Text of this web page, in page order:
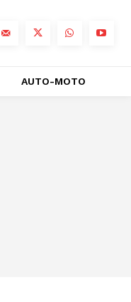
AUTO-MOTO